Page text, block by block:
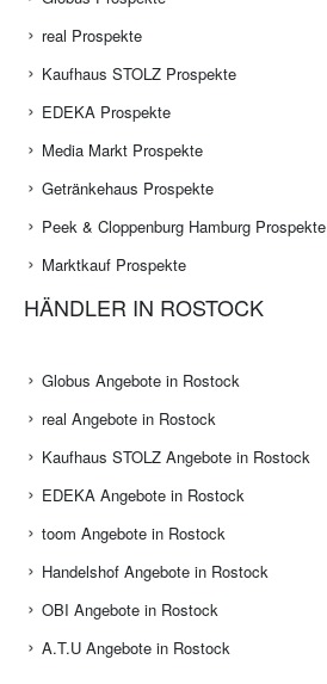
real Prospekte
Kaufhaus STOLZ Prospekte
EDEKA Prospekte
Media Markt Prospekte
Getränkehaus Prospekte
Peek & Cloppenburg Hamburg Prospekte
Marktkauf Prospekte
HÄNDLER IN ROSTOCK
Globus Angebote in Rostock
real Angebote in Rostock
Kaufhaus STOLZ Angebote in Rostock
EDEKA Angebote in Rostock
toom Angebote in Rostock
Handelshof Angebote in Rostock
OBI Angebote in Rostock
A.T.U Angebote in Rostock